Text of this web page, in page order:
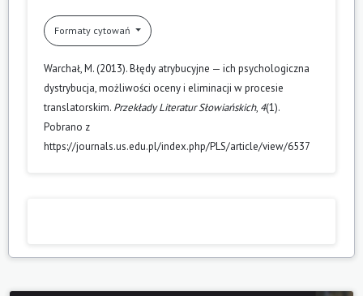
Formaty cytowań
Warchał, M. (2013). Błędy atrybucyjne — ich psychologiczna
dystrybucja, możliwości oceny i eliminacji w procesie
translatorskim. Przekłady Literatur Słowiańskich, 4(1).
Pobrano z
https://journals.us.edu.pl/index.php/PLS/article/view/6537